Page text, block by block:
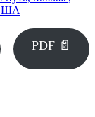
США
PDF 📄